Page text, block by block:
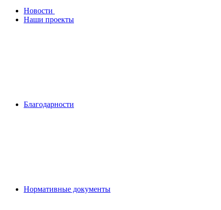
Новости
Наши проекты
Благодарности
Нормативные документы